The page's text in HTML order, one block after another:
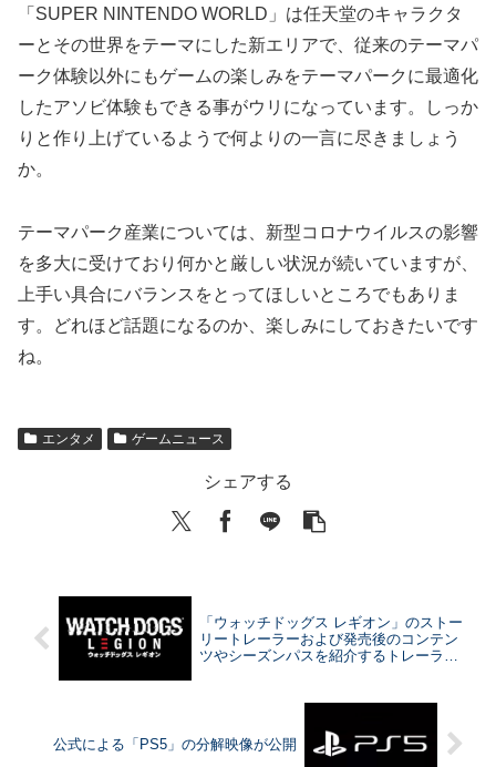
「SUPER NINTENDO WORLD」は任天堂のキャラクタ
ーとその世界をテーマにした新エリアで、従来のテーマパ
ーク体験以外にもゲームの楽しみをテーマパークに最適化
したアソビ体験もできる事がウリになっています。しっか
りと作り上げているようで何よりの一言に尽きましょう
か。
テーマパーク産業については、新型コロナウイルスの影響
を多大に受けており何かと厳しい状況が続いていますが、
上手い具合にバランスをとってほしいところでもありま
す。どれほど話題になるのか、楽しみにしておきたいです
ね。
エンタメ ゲームニュース
シェアする
「ウォッチドッグス レギオン」のストー
リートレーラーおよび発売後のコンテン
ツやシーズンパスを紹介するトレーラー
公式による「PS5」の分解映像が公開